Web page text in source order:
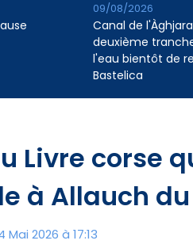
Canal de
deuxième
l'eau bientôt de
Bastelica
09/08/2026
Livre corse
à Allauch
2026 à 17:13